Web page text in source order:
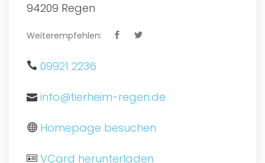
94209 Regen
Weiterempfehlen:
09921 2236
info@tierheim-regen.de
Homepage besuchen
VCard herunterladen